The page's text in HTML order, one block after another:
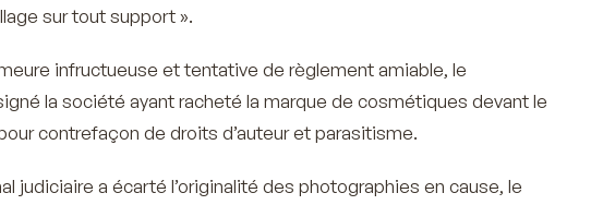
sur tout support ».
infructueuse et tentative de règlement amiable, le
la société ayant racheté la marque de cosmétiques devant le
contrefaçon de droits d’auteur et parasitisme.
judiciaire a écarté l’originalité des photographies en cause, le